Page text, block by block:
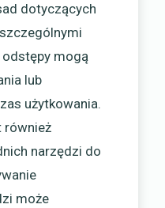
dotyczących
odstępy mogą
lub
użytkowania.
również
narzędzi do
może